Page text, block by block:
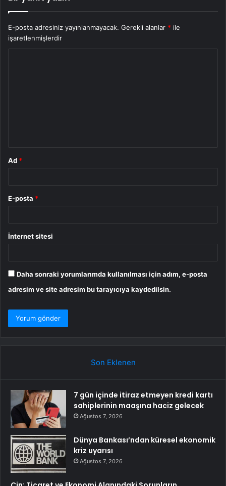
E-posta adresiniz yayınlanmayacak. Gerekli alanlar * ile
işaretlenmişlerdir
Ad *
E-posta *
İnternet sitesi
Daha sonraki yorumlarımda kullanılması için adım, e-posta
adresim ve site adresim bu tarayıcıya kaydedilsin.
Son Eklenen
7 gün içinde itiraz etmeyen kredi kartı
sahiplerinin maaşına haciz gelecek
Ağustos 7, 2026
Dünya Bankası’ndan küresel ekonomik
kriz uyarısı
Ağustos 7, 2026